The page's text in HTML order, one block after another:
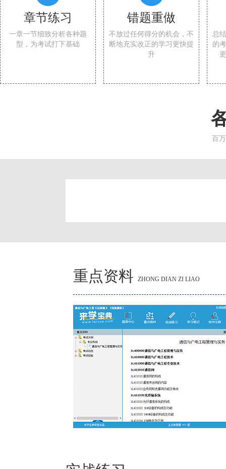
章节练习
一章一节细致分析各种题
型，为考试打下基础
错题重做
不放过任何得分的机会，不
断地充实改正的学习更快提
升
总
的
百
重点资料 ZHONG DIAN ZI LIAO